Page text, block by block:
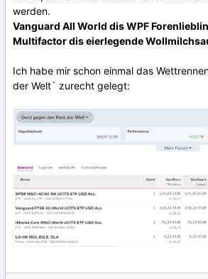
werden.
Vanguard All World dis WPF
Multifactor dis eierlegende
Ich habe mir schon einmal das
der Welt´ zurecht gelegt: